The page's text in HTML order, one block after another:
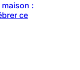
maison :
ce